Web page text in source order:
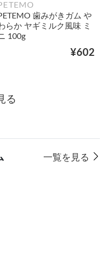
歯みがきガム や
らか ヤギミルク風味 ミ
100g
¥602
る
一覧を見る